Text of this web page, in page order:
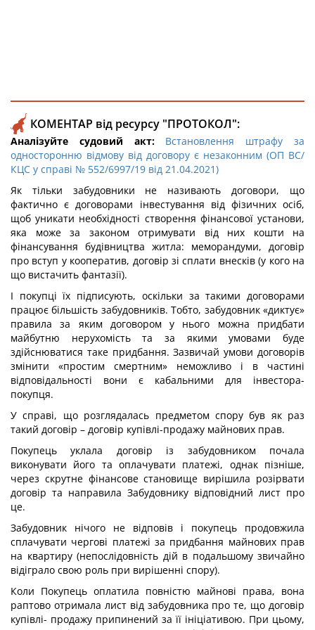
КОМЕНТАР від ресурсу "ПРОТОКОЛ":
Аналізуйте судовий акт: Встановлення штрафу за
односторонню відмову від договору є незаконним (ОП ВС/
КЦС у справі № 552/6997/19 від 21.04.2021)
Як тільки забудовники не називають договори, що
фактично є договорами інвестування від фізичних осіб,
щоб уникати необхідності створення фінансової установи,
яка може за законом отримувати від них кошти на
фінансування будівництва житла: меморандуми, договір
про вступ у кооператив, договір зі сплати внесків (у кого на
що вистачить фантазії).
І покупці їх підписують, оскільки за такими договорами
працює більшість забудовників. Тобто, забудовник «диктує»
правила за яким договором у нього можна придбати
майбутню нерухомість та за якими умовами буде
здійснюватися таке придбання. Зазвичай умови договорів
змінити «простим смертним» неможливо і в частині
відповідальності вони є кабальними для інвестора-
покупця.
У справі, що розглядалась предметом спору був як раз
такий договір – договір купівлі-продажу майнових прав.
Покупець уклала договір із забудовником почала
виконувати його та оплачувати платежі, однак пізніше,
через скрутне фінансове становище вирішила розірвати
договір та направила Забудовнику відповідний лист про
це.
Забудовник нічого не відповів і покупець продовжила
сплачувати чергові платежі за придбання майнових прав
на квартиру (непослідовність дій в подальшому звичайно
відіграло свою роль при вирішенні спору).
Коли Покупець оплатила повністю майнові права, вона
раптово отримала лист від забудовника про те, що договір
купівлі- продажу припинений за її ініціативою. При цьому,